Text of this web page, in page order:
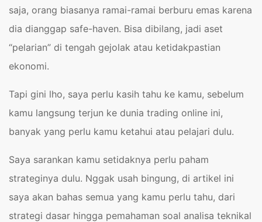
saja, orang biasanya ramai-ramai berburu emas karena
dia dianggap safe-haven. Bisa dibilang, jadi aset
“pelarian” di tengah gejolak atau ketidakpastian
ekonomi.
Tapi gini lho, saya perlu kasih tahu ke kamu, sebelum
kamu langsung terjun ke dunia trading online ini,
banyak yang perlu kamu ketahui atau pelajari dulu.
Saya sarankan kamu setidaknya perlu paham
strateginya dulu. Nggak usah bingung, di artikel ini
saya akan bahas semua yang kamu perlu tahu, dari
strategi dasar hingga pemahaman soal analisa teknikal